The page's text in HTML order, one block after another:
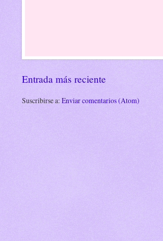
Entrada más reciente
Suscribirse a: Enviar comentarios (Atom)